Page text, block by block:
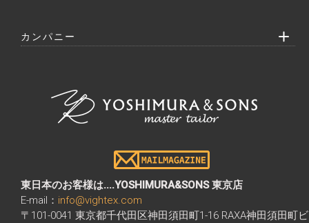
カンパニー
東日本のお客様は....YOSHIMURA&SONS 東京店
E-mail： info@vightex.com
〒101-0041 東京都千代田区神田須田町1-16 RAXA神田須田町ビ